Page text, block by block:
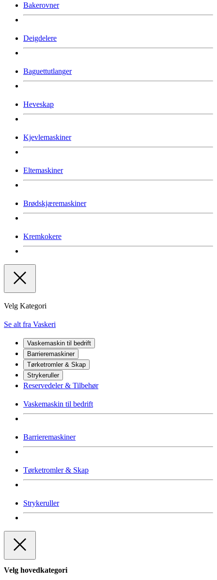
Bakerovner
Deigdelere
Baguettutlanger
Heveskap
Kjevlemaskiner
Eltemaskiner
Brødskjæremaskiner
Kremkokere
Velg Kategori
Se alt fra Vaskeri
Vaskemaskin til bedrift
Barrieremaskiner
Tørketromler & Skap
Strykeruller
Reservedeler & Tilbehør
Vaskemaskin til bedrift
Barrieremaskiner
Tørketromler & Skap
Strykeruller
Velg hovedkategori